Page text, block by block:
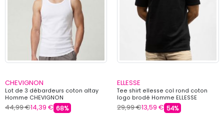
CHEVIGNON
Lot de 3 débardeurs coton altay
Homme CHEVIGNON
44,99 €14,39 € 68%
ELLESSE
Tee shirt ellesse col rond coton
logo brodé Homme ELLESSE
29,99 €13,59 € 54%